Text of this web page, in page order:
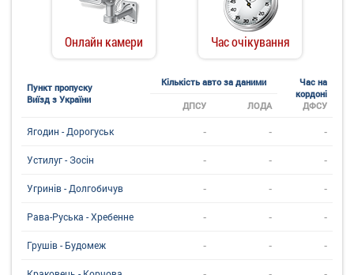
Онлайн камери Час очікування
Пункт пропуску
Виїзд з України
Кількість авто за даними
Час на
кордоні
ДФСУ
ДПСУ ЛОДА
Ягодин - Дорогуськ - - -
Устилуг - Зосін - - -
Угринiв - Долгобичув - - -
Рава-Руська - Хребенне - - -
Грушів - Будомеж - - -